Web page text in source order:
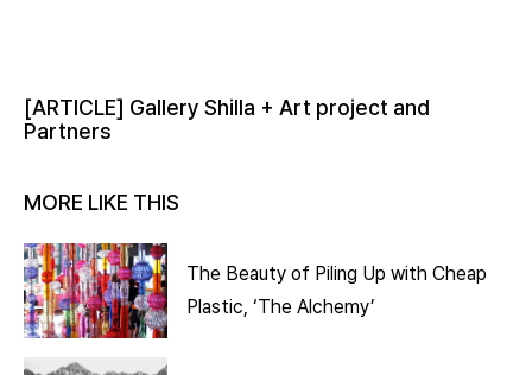
[ARTICLE] Gallery Shilla + Art project and
Partners
MORE LIKE THIS
The Beauty of Piling Up with Cheap
Plastic, ‘The Alchemy’